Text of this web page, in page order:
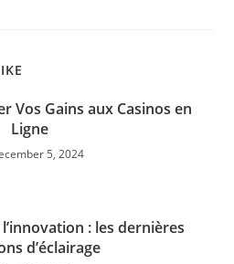
Vos Gains aux Casinos en
Ligne
5, 2024
: les dernières
d’éclairage